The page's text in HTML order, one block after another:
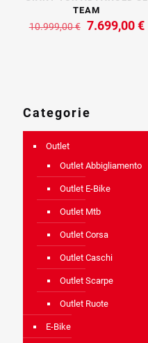
TEAM
10.999,00€ Il
7.699,00€Il
Categorie
Outlet
Outlet Abbigliamento
Outlet E-Bike
Outlet Mtb
Outlet Corsa
Outlet Caschi
Outlet Scarpe
Outlet Ruote
E-Bike